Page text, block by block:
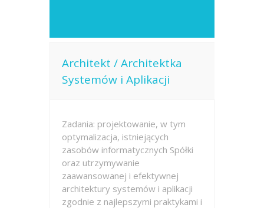
Architekt / Architektka
Systemów i Aplikacji
Zadania: projektowanie, w tym
optymalizacja, istniejących
zasobów informatycznych Spółki
oraz utrzymywanie
zaawansowanej i efektywnej
architektury systemów i aplikacji
zgodnie z najlepszymi praktykami i